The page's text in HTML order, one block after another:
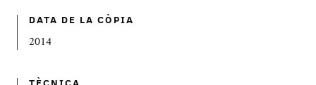
DATA DE LA CÒPIA
2014